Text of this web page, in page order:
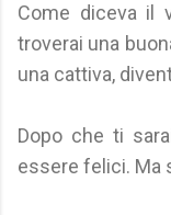
Come diceva il
troverai una
una cattiva,
Dopo che ti
essere felici. Ma